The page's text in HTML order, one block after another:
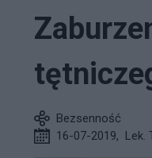
Bezsenność
16-07-2019, Lek.